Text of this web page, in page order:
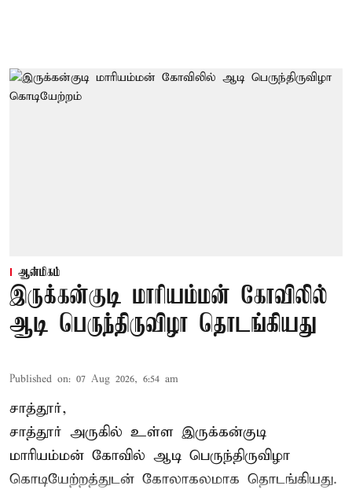
ஆன்மிகம்
இருக்கன்குடி மாரியம்மன் கோவிலில்
ஆடி பெருந்திருவிழா தொடங்கியது
Published on: 07 Aug 2026, 6:54 am
சாத்தூர்,
சாத்தூர் அருகில் உள்ள இருக்கன்குடி
மாரியம்மன் கோவில் ஆடி பெருந்திருவிழா
கொடியேற்றத்துடன் கோலாகலமாக தொடங்கியது.